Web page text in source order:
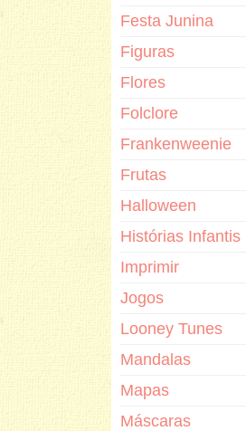
Festa Junina
Figuras
Flores
Folclore
Frankenweenie
Frutas
Halloween
Histórias Infantis
Imprimir
Jogos
Looney Tunes
Mandalas
Mapas
Máscaras